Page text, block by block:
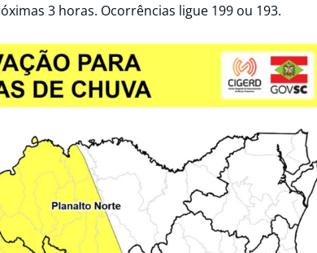
3 horas. Ocorrências ligue 199 ou 193.